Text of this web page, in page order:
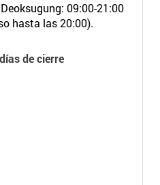
09:00-21:00
hasta las 20:00).
de cierre